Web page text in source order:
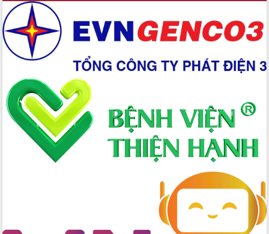
Ứng dụng sinh trắc học - Bước tiến
trong hành trình chuyển đổi số tại Đắk
Lắk
Đắk Lắk nâng cao hiệu quả công tác
Đảng từ Sổ tay đảng viên điện tử
Đắk Lắk đẩy mạnh nuôi biển công
nghệ, hướng tới phát triển thủy sản
bền vững
Tập huấn nâng cao năng lực triển khai
chuyển đổi số cho cán bộ, công chức
Đắk Lắk phát động hưởng ứng Ngày